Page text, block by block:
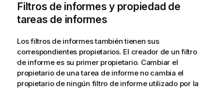
Filtros de informes y propiedad de
tareas de informes
Los filtros de informes también tienen sus
correspondientes propietarios. El creador de un filtro
de informe es su primer propietario. Cambiar el
propietario de una tarea de informe no cambia el
propietario de ningún filtro de informe utilizado por la